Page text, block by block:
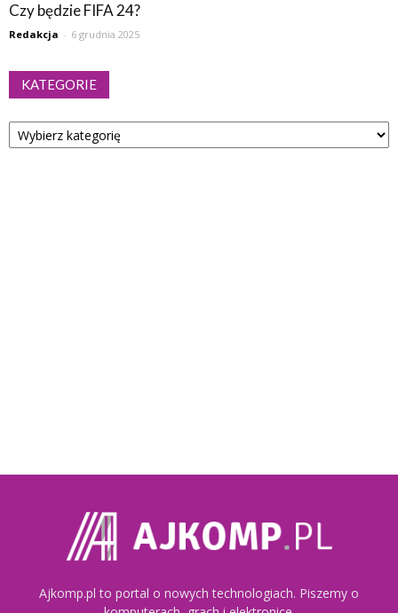
Czy będzie FIFA 24?
Redakcja - 6 grudnia 2025
KATEGORIE
Kategorie
Ajkomp.pl to portal o nowych technologiach. Piszemy o